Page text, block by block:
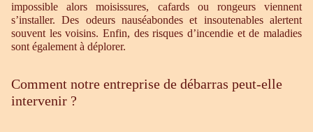
impossible alors moisissures, cafards ou rongeurs viennent
s’installer. Des odeurs nauséabondes et insoutenables alertent
souvent les voisins. Enfin, des risques d’incendie et de maladies
sont également à déplorer.
Comment notre entreprise de débarras peut-elle
intervenir ?